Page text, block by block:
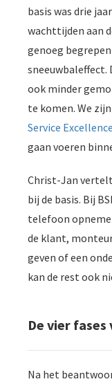
basis was drie
wachttijden aan
genoeg
sneeuwbaleffect.
ook minder
te komen. We
Service Excellence
gaan voeren
Christ-Jan
bij de basis. Bij
telefoon
de klant,
geven of een
kan de rest ook
De vier fases
Na het